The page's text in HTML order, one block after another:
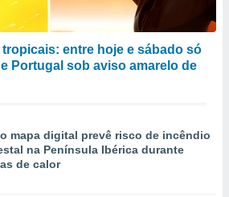
tropicais: entre hoje e sábado só
Portugal sob aviso amarelo de
mapa digital prevê risco de incêndio
na Península Ibérica durante
de calor